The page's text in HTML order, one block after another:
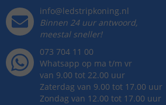
info@ledstripkoning.nl
Binnen 24 uur antwoord,
meestal sneller!
073 704 11 00
Whatsapp op ma t/m vr
van 9.00 tot 22.00 uur
Zaterdag van 9.00 tot 17.00 uur
Zondag van 12.00 tot 17.00 uur